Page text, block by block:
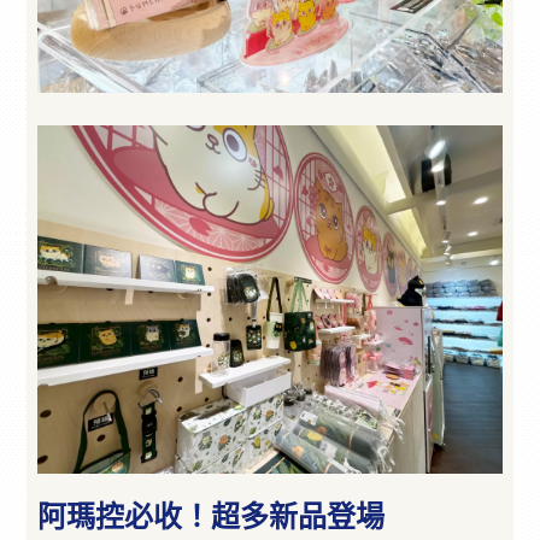
阿瑪控必收！超多新品登場